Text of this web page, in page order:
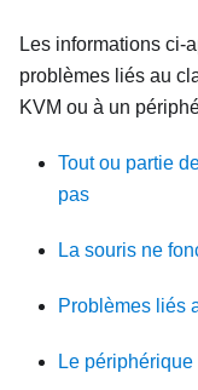
Les informations ci-
problèmes liés au
KVM ou à un
Tout ou partie
pas
La souris ne
Problèmes liés
Le